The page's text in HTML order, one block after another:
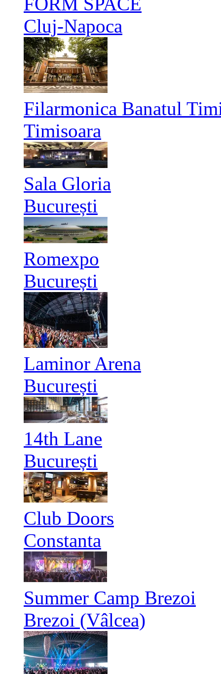
Cluj-Napoca
Filarmonica Banatul
Timisoara
Sala Gloria
București
Romexpo
București
Laminor Arena
București
14th Lane
București
Club Doors
Constanta
Summer Camp Brezoi
Brezoi (Vâlcea)